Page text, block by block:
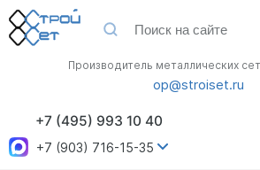
+7 (495) 993 10 40
+7 (903) 716-15-35
Производитель металлических
op@stroiset.ru